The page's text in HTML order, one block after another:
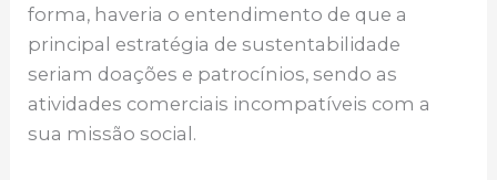
forma, haveria o entendimento de que a
principal estratégia de sustentabilidade
seriam doações e patrocínios, sendo as
atividades comerciais incompatíveis com a
sua missão social.